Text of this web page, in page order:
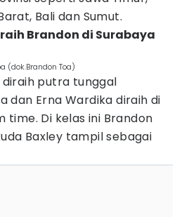
Bali dan Sumut.
Brandon di Surabaya
(dok.Brandon Toa)
putra tunggal
dan Erna Wardika diraih di
time. Di kelas ini Brandon
Baxley tampil sebagai